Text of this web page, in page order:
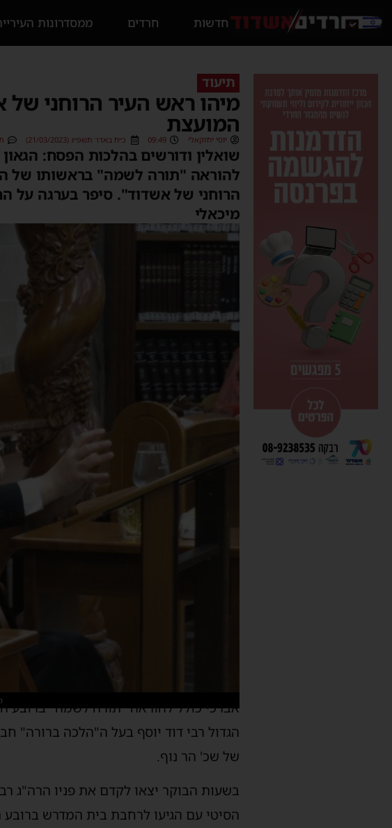
חדשות חרדים ממסדרונות
תיעוד
מיהו ראש העיר הרוחני
המועצת
יוסי יחזקאלי 09:49 כ״ח באדר תשפ״ג (21/03/2023)
שואלין ודורשים בהלכות הפסח:
להוראה "תורה לשמה" בראשותו של
הרוחני של אשדוד". סיפר בערגה על
מיכאלי
אברכי כולל להוראה "תורה לשמה" ברובע
הגדול רבי דוד יוסף בעל ה"הלכה
של שכ' הר נוף.
בשעות הבוקר יצאו לקדם את פניו הרה"ג
הסיטי עם הגיעו לרחבת בית המדרש ברובע